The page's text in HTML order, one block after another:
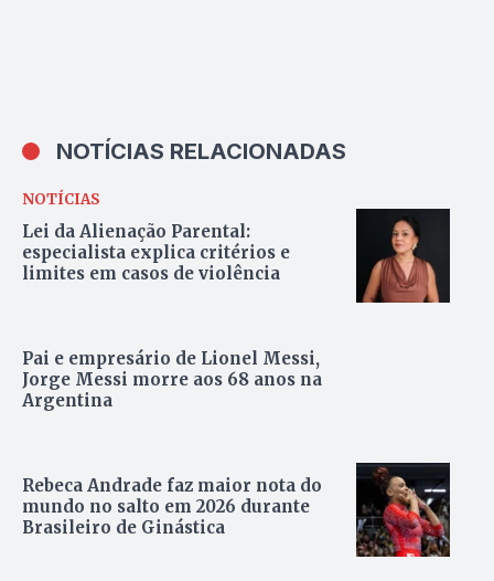
NOTÍCIAS RELACIONADAS
NOTÍCIAS
Lei da Alienação Parental:
especialista explica critérios e
limites em casos de violência
Pai e empresário de Lionel Messi,
Jorge Messi morre aos 68 anos na
Argentina
Rebeca Andrade faz maior nota do
mundo no salto em 2026 durante
Brasileiro de Ginástica